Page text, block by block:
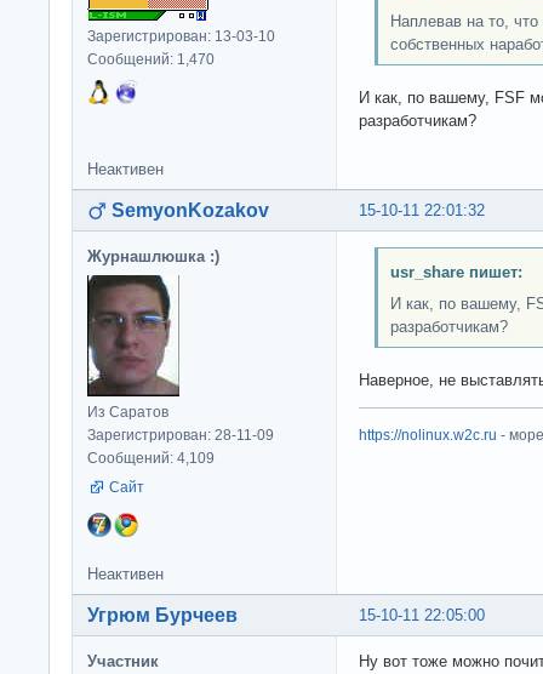
Зарегистрирован: 13-03-10
Сообщений: 1,470
Наплевав на то,
собственных
И как, по вашему, FSF
разработчикам?
Неактивен
15-10-11 22:01:32
SemyonKozakov
Журнашлюшка :)
Из Саратов
Зарегистрирован: 28-11-09
Сообщений: 4,109
Сайт
usr_share пишет:
И как, по вашему,
разработчикам?
Наверное, не
https://nolinux.w2c.ru -
Неактивен
15-10-11 22:05:00
Угрюм Бурчеев
Участник Ну вот тоже можно